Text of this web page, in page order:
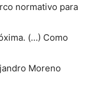
normativo para
(…) Como
Moreno